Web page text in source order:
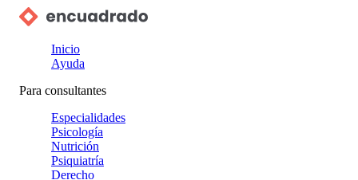
Inicio
Ayuda
Para consultantes
Especialidades
Psicología
Nutrición
Psiquiatría
Derecho